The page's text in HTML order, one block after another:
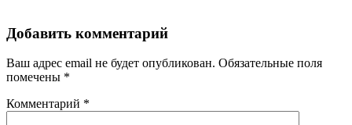
Добавить комментарий
Ваш адрес email не будет опубликован. Обязательные поля
помечены *
Комментарий *